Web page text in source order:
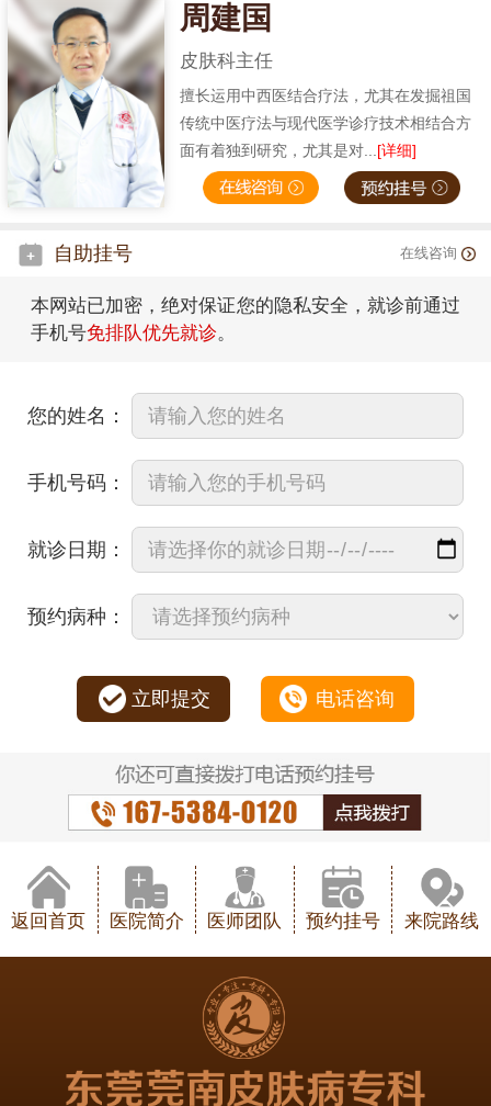
周建国
皮肤科主任
擅长运用中西医结合疗法，尤其在发掘祖国
传统中医疗法与现代医学诊疗技术相结合方
面有着独到研究，尤其是对...[详细]
自助挂号 在线咨询
本网站已加密，绝对保证您的隐私安全，就诊前通过
手机号免排队优先就诊。
您的姓名：
手机号码：
就诊日期：
预约病种：
立即提交 电话咨询
返回首页 医院简介 医师团队 预约挂号 来院路线